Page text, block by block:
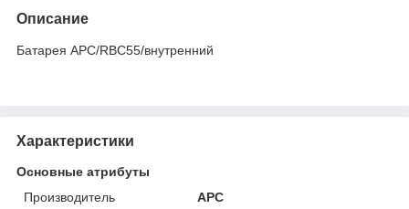
Описание
Батарея APC/RBC55/внутренний
Характеристики
Основные атрибуты
Производитель
APC